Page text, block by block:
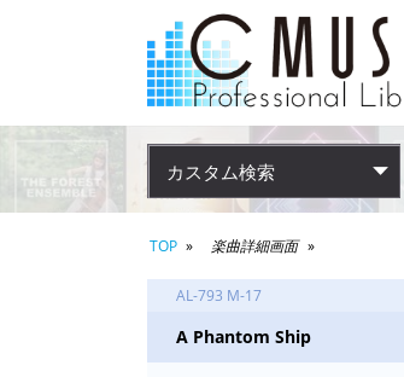
カスタム検索
TOP 楽曲詳細画面
AL-793 M-17
A Phantom Ship